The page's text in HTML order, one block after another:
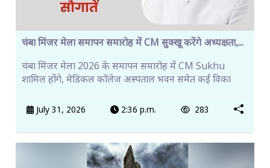
चंबा मिंजर मेला समापन समारोह में CM सुक्खू करेंगे अध्यक्षता,...
चंबा मिंजर मेला 2026 के समापन समारोह में CM Sukhu
शामिल होंगे, मेडिकल कॉलेज अस्पताल भवन समेत कई विका
July 31, 2026 2:36 p.m. 283